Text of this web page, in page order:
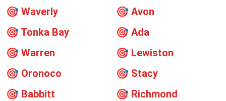
🎯 Waverly 🎯 Avon
🎯 Tonka Bay 🎯 Ada
🎯 Warren 🎯 Lewiston
🎯 Oronoco 🎯 Stacy
🎯 Babbitt 🎯 Richmond